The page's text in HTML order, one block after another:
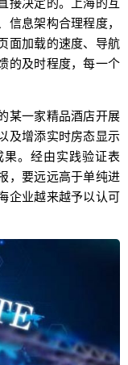
接决定的。上海的互
息架构合理程度，
面加载的速度、导航
的及时程度，每一个
某一家精品酒店开展
及增添实时房态显示
果。经由实践验证表
，要远远高于单纯进
企业越来越予以认可